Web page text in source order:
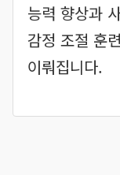
능력 향상과
감정 조절 훈
이뤄집니다.